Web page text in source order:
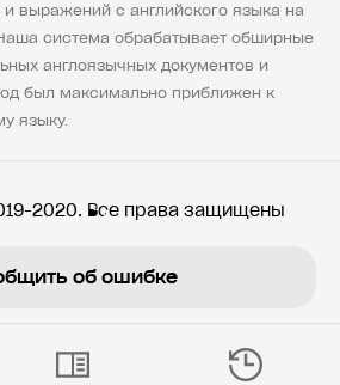
выражений с английского языка на
система обрабатывает обширные
англоязычных документов и
был максимально приближен к
языку.
2020. Все права защищены
об ошибке